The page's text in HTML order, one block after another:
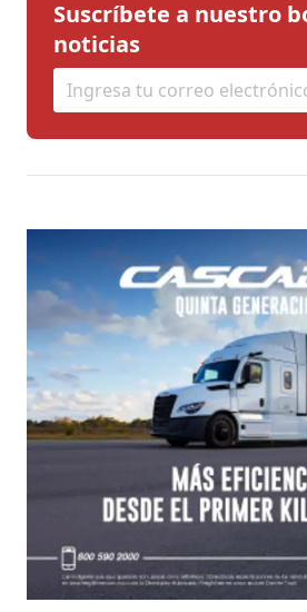
Suscríbete a nuestro
noticias